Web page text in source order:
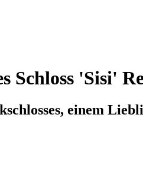
Schloss 'Sisi'
einem